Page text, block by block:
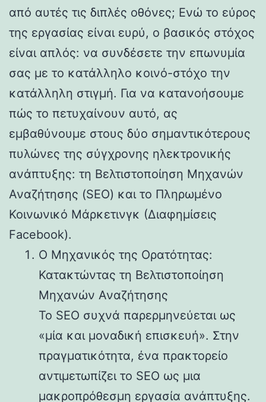
από αυτές τις διπλές οθόνες; Ενώ το εύρος
της εργασίας είναι ευρύ, ο βασικός στόχος
είναι απλός: να συνδέσετε την επωνυμία
σας με το κατάλληλο κοινό-στόχο την
κατάλληλη στιγμή. Για να κατανοήσουμε
πώς το πετυχαίνουν αυτό, ας
εμβαθύνουμε στους δύο σημαντικότερους
πυλώνες της σύγχρονης ηλεκτρονικής
ανάπτυξης: τη Βελτιστοποίηση Μηχανών
Αναζήτησης (SEO) και το Πληρωμένο
Κοινωνικό Μάρκετινγκ (Διαφημίσεις
Facebook).
Ο Μηχανικός της Ορατότητας:
Κατακτώντας τη Βελτιστοποίηση
Μηχανών Αναζήτησης
Το SEO συχνά παρερμηνεύεται ως
«μία και μοναδική επισκευή». Στην
πραγματικότητα, ένα πρακτορείο
αντιμετωπίζει το SEO ως μια
μακροπρόθεσμη εργασία ανάπτυξης.